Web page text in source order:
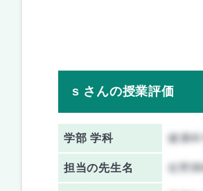
s さんの授業評価
学部 学科 健康
担当の先生名 佐野